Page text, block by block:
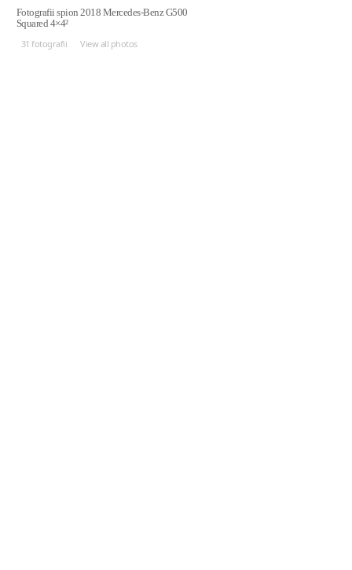
Fotografii spion 2018 Mercedes-Benz G500
Squared 4×4²
31 fotografii
View all photos